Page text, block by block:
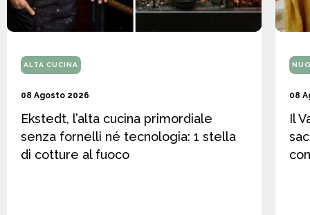
ALTA CUCINA
08 Agosto 2026
Ekstedt, l’alta cucina primordiale
senza fornelli né tecnologia: 1 stella
di cotture al fuoco
08
Il